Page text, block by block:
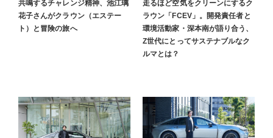
共鳴するチャレンジ精神、池江璃
花子さんがクラウン（エステー
ト）と冒険の旅へ
走るほど空気をクリーンにするク
ラウン「FCEV」。開発責任者と
環境活動家・深本南が語り合う、
Z世代にとってサステナブルなク
ルマとは？